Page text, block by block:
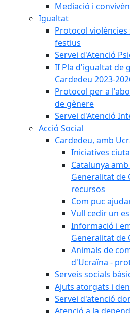
Mediació i
Igualtat
Protocol violències
festius
Servei d'Atenció
II Pla d'igualtat de
Cardedeu 2023-
Protocol per a
de gènere
Servei d'Atenció
Acció Social
Cardedeu, amb
Iniciatives
Catalunya
Generalitat de
recursos
Com puc
Vull cedir un
Informació i
Generalitat de
Animals de
d'Ucraïna -
Serveis socials
Ajuts atorgats i
Servei d'atenció